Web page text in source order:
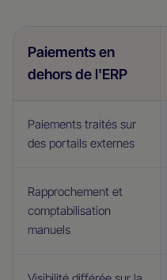
Paiements en
dehors de l'ERP
Paiements traités sur
des portails externes
Rapprochement et
comptabilisation
manuels